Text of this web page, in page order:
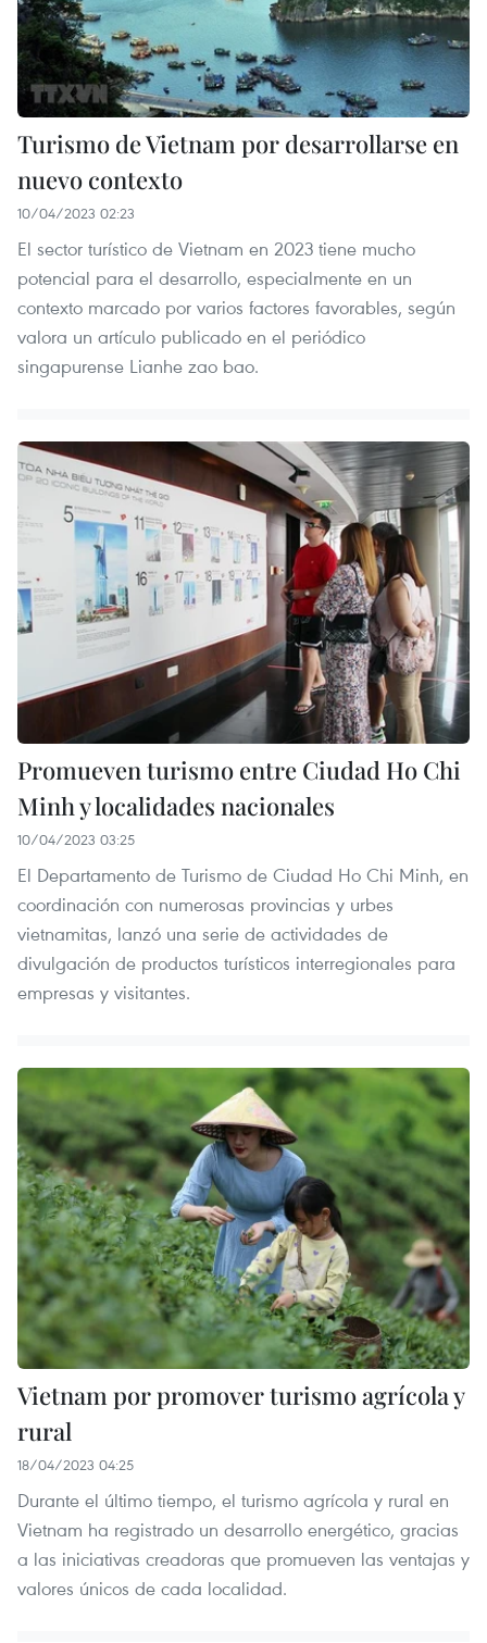
Turismo de Vietnam por desarrollarse en
nuevo contexto
10/04/2023 02:23
El sector turístico de Vietnam en 2023 tiene mucho
potencial para el desarrollo, especialmente en un
contexto marcado por varios factores favorables, según
valora un artículo publicado en el periódico
singapurense Lianhe zao bao.
Promueven turismo entre Ciudad Ho Chi
Minh y localidades nacionales
10/04/2023 03:25
El Departamento de Turismo de Ciudad Ho Chi Minh, en
coordinación con numerosas provincias y urbes
vietnamitas, lanzó una serie de actividades de
divulgación de productos turísticos interregionales para
empresas y visitantes.
Vietnam por promover turismo agrícola y
rural
18/04/2023 04:25
Durante el último tiempo, el turismo agrícola y rural en
Vietnam ha registrado un desarrollo energético, gracias
a las iniciativas creadoras que promueven las ventajas y
valores únicos de cada localidad.